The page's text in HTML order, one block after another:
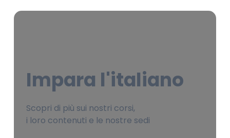
Impara l'italiano
Scopri di più sui nostri corsi,
i loro contenuti e le nostre sedi